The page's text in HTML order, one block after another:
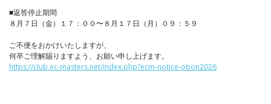
■返答停止期間
８月７日（金）１７：００〜８月１７日（月）０９：５９
ご不便をおかけいたしますが、
何卒ご理解賜りますよう、お願い申し上げます。
https://club.ec-masters.net/index.php?ecm-notice-obon2026